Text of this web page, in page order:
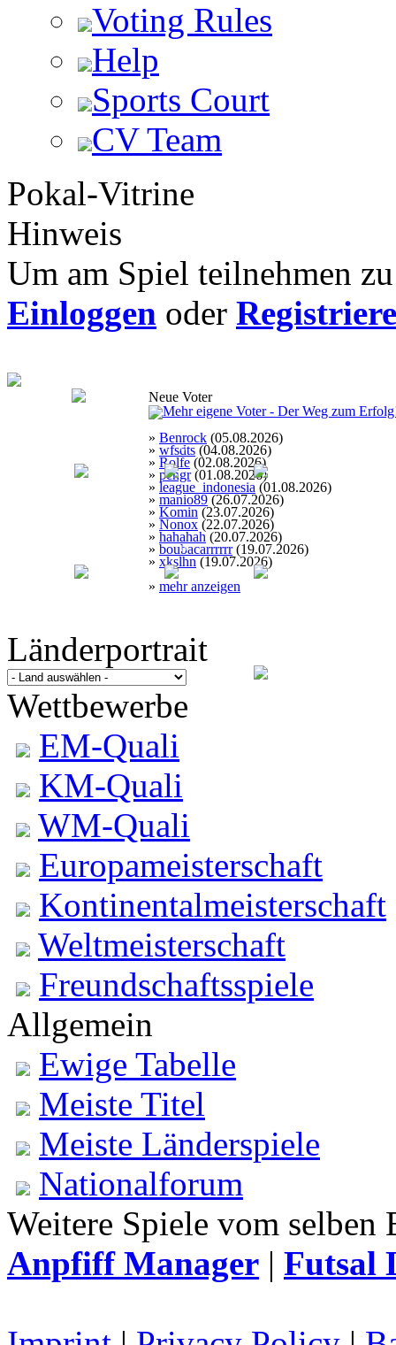
Voting Rules
Help
Sports Court
CV Team
Pokal-Vitrine
Hinweis
Um am Spiel teilnehmen
Einloggen oder
1x 14x
1x 2x
Neue Voter
» Benrock (05.08.2026)
» wfsdts (04.08.2026)
» Rolfe (02.08.2026)
» pchgr(01.08.2026)
» league_indonesia (01.08.2026)
» manio89 (26.07.2026)
» Komin (23.07.2026)
» Nonox (22.07.2026)
» hahahah (20.07.2026)
» boubacarrrrrr(19.07.2026)
» xkslhn (19.07.2026)
» mehr anzeigen
Länderportrait
Wettbewerbe
EM-Quali
KM-Quali
WM-Quali
Europameisterschaft
Kontinentalmeisterschaft
Weltmeisterschaft
Freundschaftsspiele
Allgemein
Ewige Tabelle
Meiste Titel
Meiste Länderspiele
Nationalforum
Weitere Spiele vom
Anpfiff Manager | Futsal